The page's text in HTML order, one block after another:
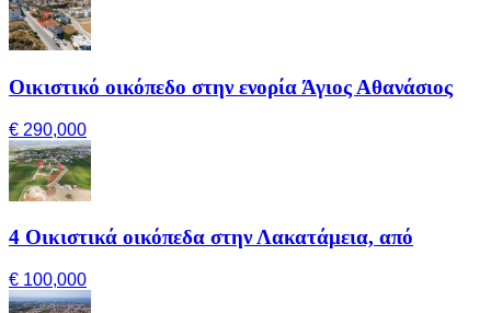
Οικιστικό οικόπεδο στην ενορία Άγιος Αθανάσιος
€ 290,000
4 Οικιστικά οικόπεδα στην Λακατάμεια, από
€ 100,000